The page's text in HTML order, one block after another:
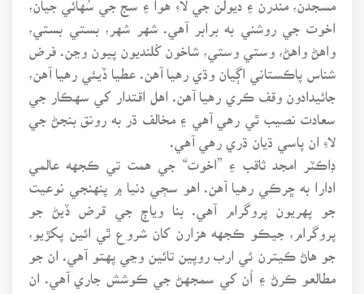
اخوت جي روشني به برابر آهي. شهر شهر، بستي بستي،
واهڻ واهڻ، وستي وستي، شاخون کُلنديون پيون وڃن. فرض
شناس پاڪستاني اڳيان وڌي رهيا آهن. عطيا ڏيئي رهيا آهن،
جائيدادون وقف ڪري رهيا آهن. اهل اقتدار کي سهڪار جي
سعادت نصيب ٿي رهي آهي ۽ مخالف ڌر به رونق بنجڻ جي
لاءِ ان پاسي ڌيان ڌري رهي آهي.
ڊاڪٽر امجد ثاقب ۽ ”اخوت“ جي همت تي ڪجهه عالمي
ادارا به ڇرڪي رهيا آهن. اهو سڄي دنيا ۾ پنهنجي نوعيت
جو پهريون پروگرام آهي. بنا وياڄ جي قرض ڏيڻ جو
پروگرام، جيڪو ڪجهه هزارن کان شروع ٿي ائين پکڙيو،
جو هاڻ ڪيترن ئي ارب روپين تائين وڃي پهتو آهي. ان جو
مطالعو ڪرڻ ۽ اُن کي سمجهڻ جي ڪوشش جاري آهي. ان